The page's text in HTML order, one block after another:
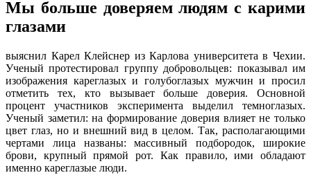
Мы больше доверяем людям с карими
глазами
выяснил Карел Клейснер из Карлова университета в Чехии.
Ученый протестировал группу добровольцев: показывал им
изображения кареглазых и голубоглазых мужчин и просил
отметить тех, кто вызывает больше доверия. Основной
процент участников эксперимента выделил темноглазых.
Ученый заметил: на формирование доверия влияет не только
цвет глаз, но и внешний вид в целом. Так, располагающими
чертами лица названы: массивный подбородок, широкие
брови, крупный прямой рот. Как правило, ими обладают
именно кареглазые люди.